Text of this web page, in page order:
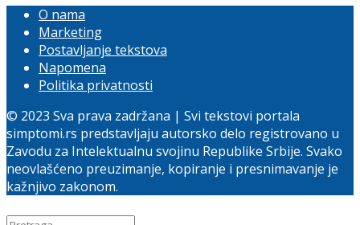
O nama
Marketing
Postavljanje tekstova
Napomena
Politika privatnosti
© 2023 Sva prava zadržana | Svi tekstovi portala
simptomi.rs predstavljaju autorsko delo registrovano u
Zavodu za Intelektualnu svojinu Republike Srbije. Svako
neovlašćeno preuzimanje, kopiranje i presnimavanje je
kažnjivo zakonom.